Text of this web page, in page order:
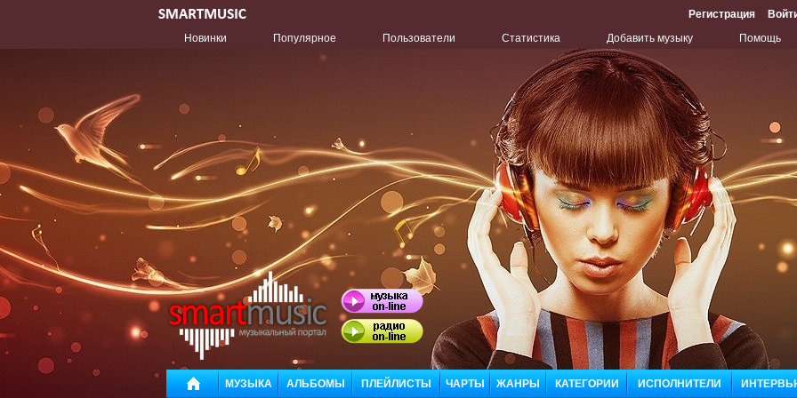
Регистрация
Новинки
Популярное Пользователи Статистика Добавить музыку Помощь
МУЗЫКА АЛЬБОМЫ ПЛЕЙЛИСТЫ ЧАРТЫ ЖАНРЫ КАТЕГОРИИ ИСПОЛНИТЕЛИ